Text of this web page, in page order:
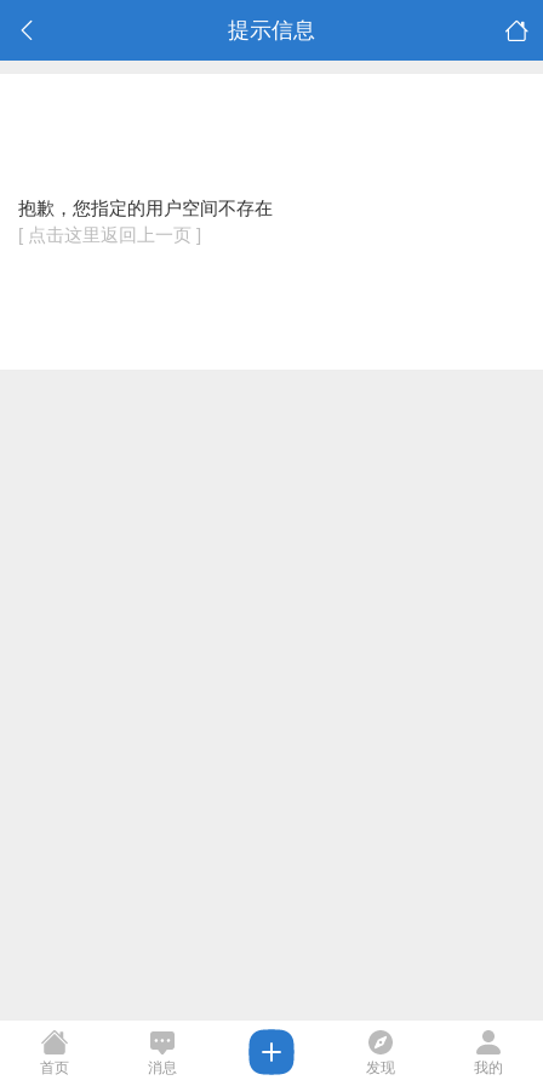
提示信息
抱歉，您指定的用户空间不存在
[ 点击这里返回上一页 ]
首页 消息 发现 我的